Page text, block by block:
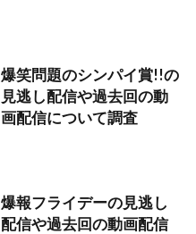
爆笑問題のシンパイ賞!!の
見逃し配信や過去回の動
画配信について調査
爆報フライデーの見逃し
配信や過去回の動画配信